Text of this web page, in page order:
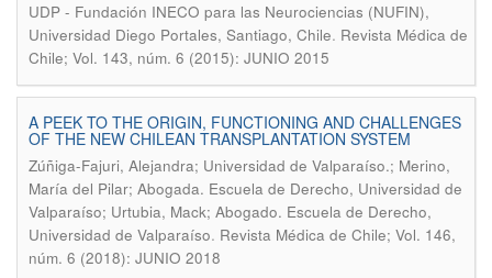
UDP - Fundación INECO para las Neurociencias (NUFIN),
Universidad Diego Portales, Santiago, Chile. Revista Médica de
Chile; Vol. 143, núm. 6 (2015): JUNIO 2015
A PEEK TO THE ORIGIN, FUNCTIONING AND CHALLENGES
OF THE NEW CHILEAN TRANSPLANTATION SYSTEM
Zúñiga-Fajuri, Alejandra; Universidad de Valparaíso.; Merino,
María del Pilar; Abogada. Escuela de Derecho, Universidad de
Valparaíso; Urtubia, Mack; Abogado. Escuela de Derecho,
Universidad de Valparaíso. Revista Médica de Chile; Vol. 146,
núm. 6 (2018): JUNIO 2018